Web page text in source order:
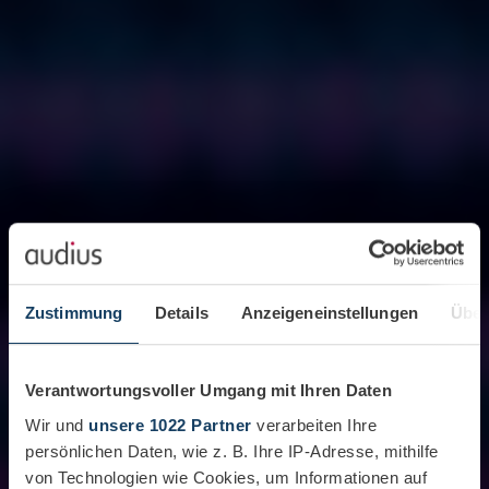
Zustimmung Details Anzeigeneinstellungen
Verantwortungsvoller Umgang mit Ihren Daten
Wir und unsere 1022 Partner verarbeiten Ihre
persönlichen Daten, wie z. B. Ihre IP-Adresse, mithilfe
von Technologien wie Cookies, um Informationen auf